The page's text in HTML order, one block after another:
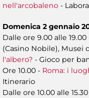
nell'arcobaleno -
Domenica 2 gennaio
Dalle ore 9.00 alle
(Casino Nobile), Musei
l'albero? - Gioco per
Ore 10.00 - Roma: i
Itinerario
Dalle ore 10.00 alle